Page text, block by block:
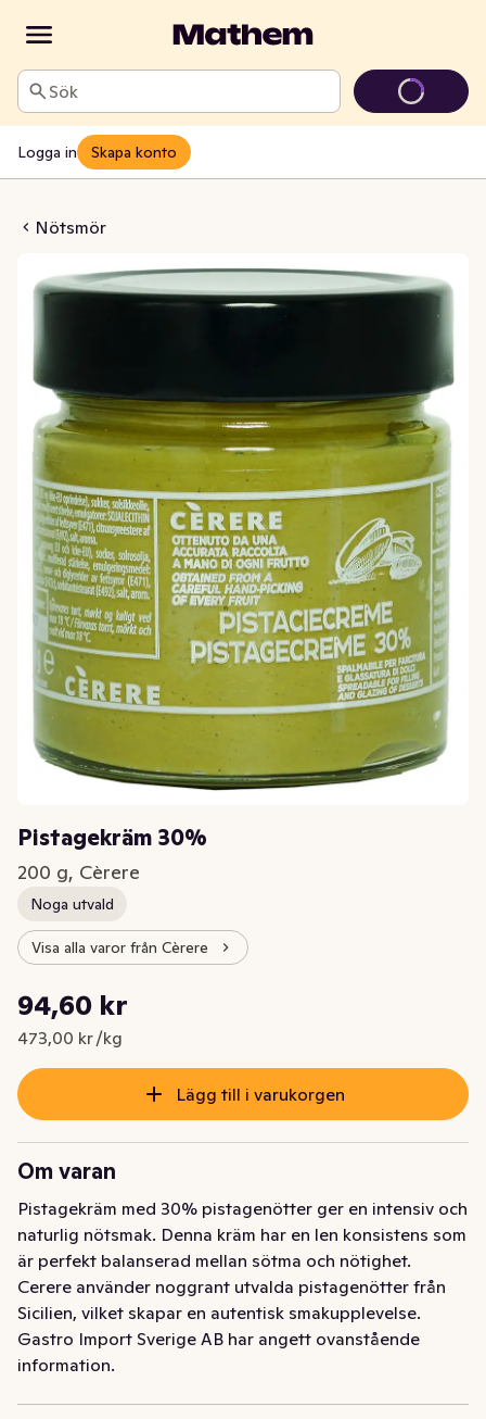
Sök
Logga in Skapa konto
Nötsmör
30%
Pistagekräm 30%
200 g, Cèrere
Noga utvald
Visa alla varor från Cèrere
Nuvarande pris är: 94,60 kr
94,60 kr
473,00 kr /kg
Styckpris: 473,00 kr /kg
Lägg till i varukorgen
Om varan
Pistagekräm med 30% pistagenötter ger en intensiv och
naturlig nötsmak. Denna kräm har en len konsistens som
är perfekt balanserad mellan sötma och nötighet.
Cerere använder noggrant utvalda pistagenötter från
Sicilien, vilket skapar en autentisk smakupplevelse.
Gastro Import Sverige AB har angett ovanstående
information.